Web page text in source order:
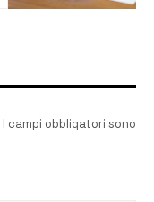
I campi obbligatori sono